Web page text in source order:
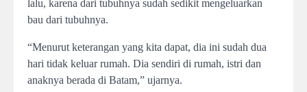
lalu, karena dari tubuhnya sudah sedikit mengeluarkan
bau dari tubuhnya.
“Menurut keterangan yang kita dapat, dia ini sudah dua
hari tidak keluar rumah. Dia sendiri di rumah, istri dan
anaknya berada di Batam,” ujarnya.